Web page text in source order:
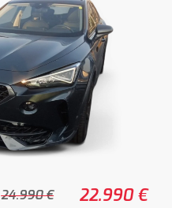
24.990 € 22.990 €